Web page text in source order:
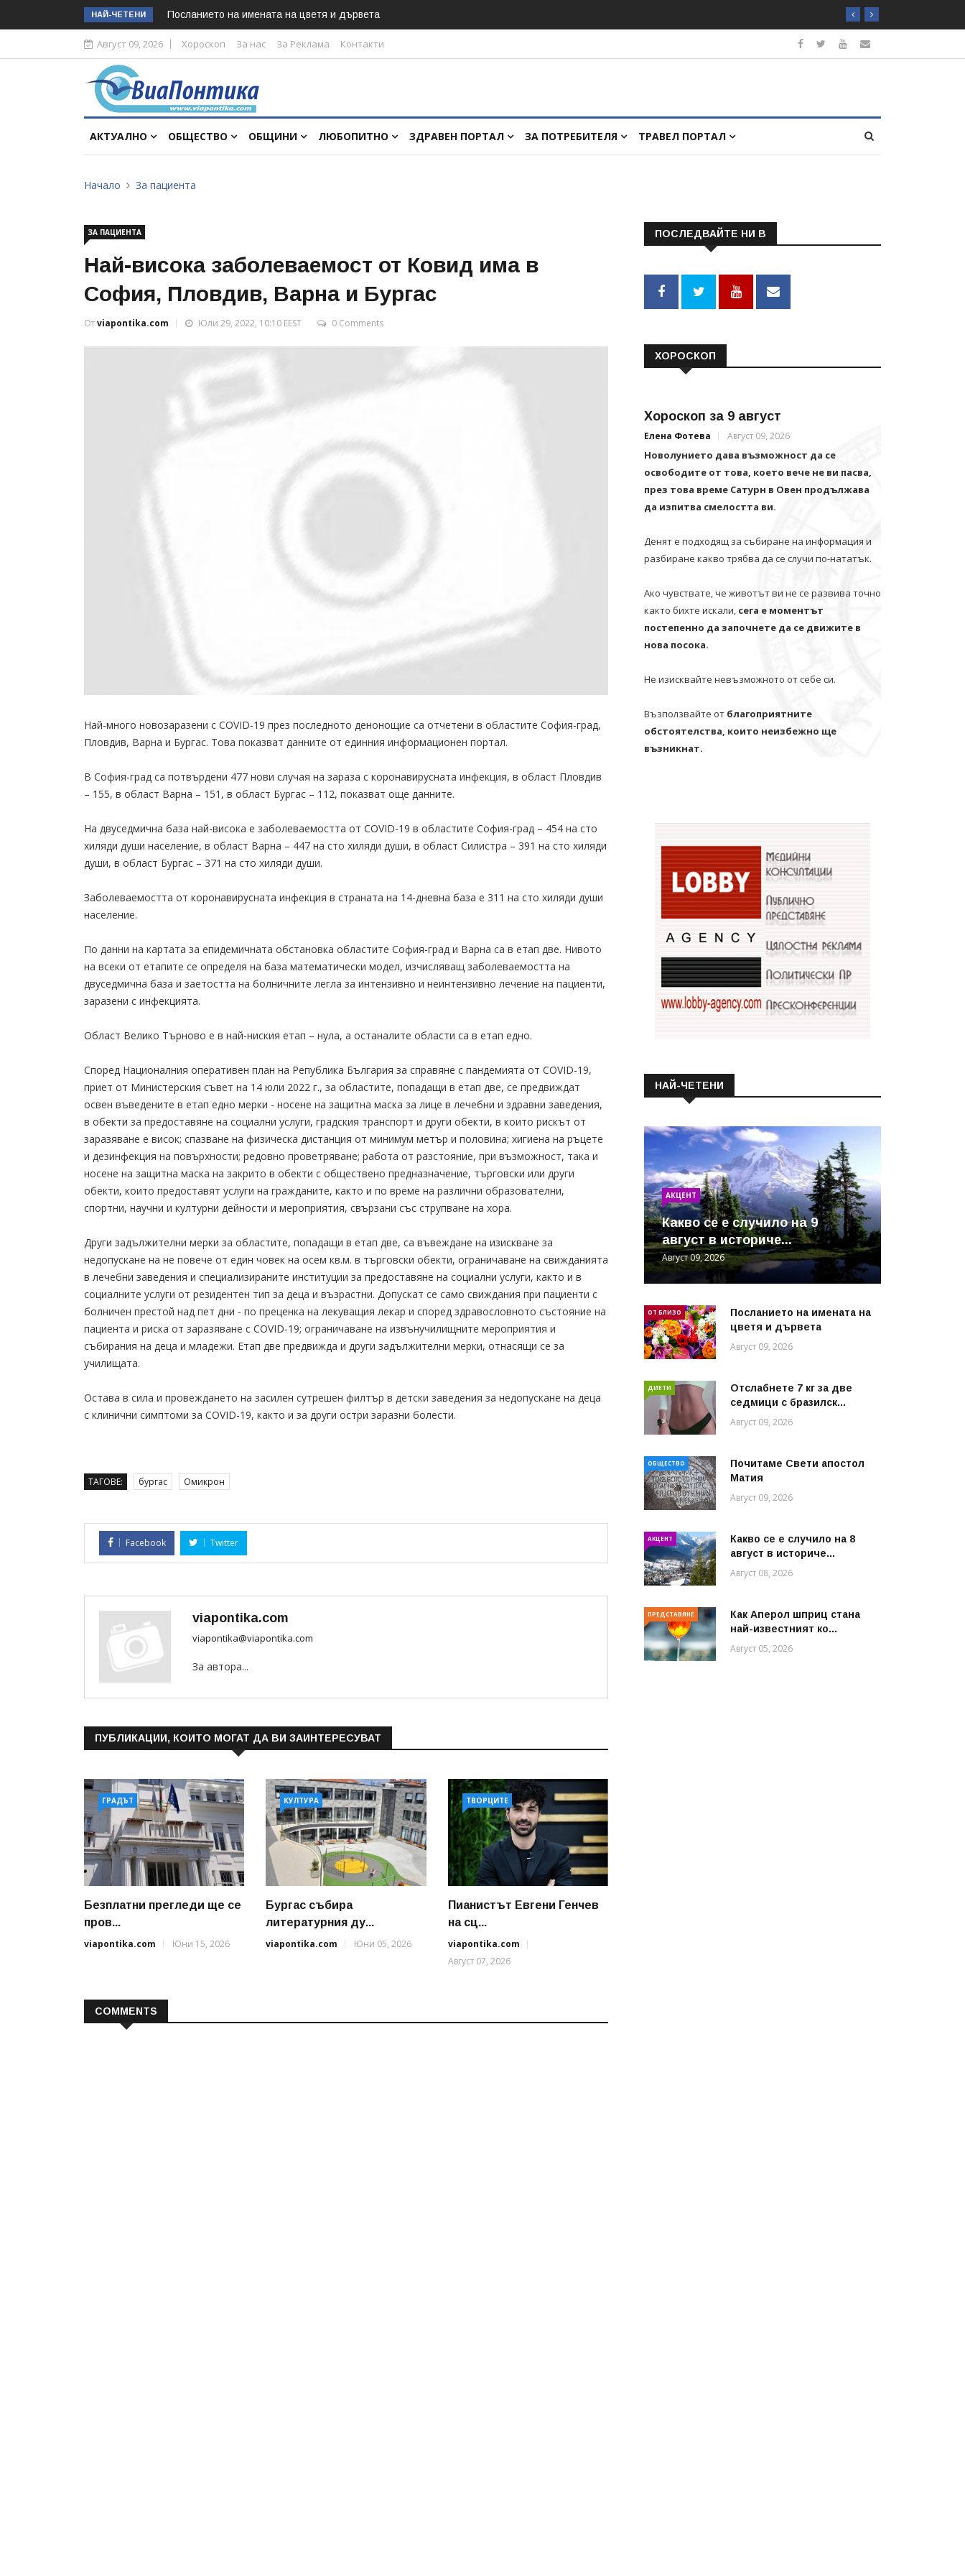
НАЙ-ЧЕТЕНИ Посланието на имената на цветя и дървета
Август 09, 2026 Хороскоп За нас За Реклама Контакти
АКТУАЛНО ОБЩЕСТВО ОБЩИНИ ЛЮБОПИТНО ЗДРАВЕН ПОРТАЛ ЗА ПОТРЕБИТЕЛЯ ТРАВЕЛ ПОРТАЛ
Начало За пациента
ЗА ПАЦИЕНТА
Най-висока заболеваемост от Ковид има в
София, Пловдив, Варна и Бургас
Отviapontika.com Юли 29, 2022, 10:10 EEST 0 Comments
Най-много новозаразени с COVID-19 през последното денонощие са отчетени в областите София-град,
Пловдив, Варна и Бургас. Това показват данните от единния информационен портал.
В София-град са потвърдени 477 нови случая на зараза с коронавирусната инфекция, в област Пловдив
– 155, в област Варна – 151, в област Бургас – 112, показват още данните.
На двуседмична база най-висока е заболеваемостта от COVID-19 в областите София-град – 454 на сто
хиляди души население, в област Варна – 447 на сто хиляди души, в област Силистра – 391 на сто хиляди
души, в област Бургас – 371 на сто хиляди души.
Заболеваемостта от коронавирусната инфекция в страната на 14-дневна база е 311 на сто хиляди души
население.
По данни на картата за епидемичната обстановка областите София-град и Варна са в етап две. Нивото
на всеки от етапите се определя на база математически модел, изчисляващ заболеваемостта на
двуседмична база и заетостта на болничните легла за интензивно и неинтензивно лечение на пациенти,
заразени с инфекцията.
Област Велико Търново е в най-ниския етап – нула, а останалите области са в етап едно.
Според Националния оперативен план на Република България за справяне с пандемията от COVID-19,
приет от Министерския съвет на 14 юли 2022 г., за областите, попадащи в етап две, се предвиждат
освен въведените в етап едно мерки - носене на защитна маска за лице в лечебни и здравни заведения,
в обекти за предоставяне на социални услуги, градския транспорт и други обекти, в които рискът от
заразяване е висок; спазване на физическа дистанция от минимум метър и половина; хигиена на ръцете
и дезинфекция на повърхности; редовно проветряване; работа от разстояние, при възможност, така и
носене на защитна маска на закрито в обекти с обществено предназначение, търговски или други
обекти, които предоставят услуги на гражданите, както и по време на различни образователни,
спортни, научни и културни дейности и мероприятия, свързани със струпване на хора.
Други задължителни мерки за областите, попадащи в етап две, са въвеждане на изискване за
недопускане на не повече от един човек на осем кв.м. в търговски обекти, ограничаване на свижданията
в лечебни заведения и специализираните институции за предоставяне на социални услуги, както и в
социалните услуги от резидентен тип за деца и възрастни. Допускат се само свиждания при пациенти с
болничен престой над пет дни - по преценка на лекуващия лекар и според здравословното състояние на
пациента и риска от заразяване с COVID-19; ограничаване на извънучилищните мероприятия и
събирания на деца и младежи. Етап две предвижда и други задължителни мерки, отнасящи се за
училищата.
Остава в сила и провеждането на засилен сутрешен филтър в детски заведения за недопускане на деца
с клинични симптоми за COVID-19, както и за други остри заразни болести.
ТАГОВЕ: бургас Омикрон
Facebook Twitter
viapontika.com
viapontika@viapontika.com
За автора...
ПУБЛИКАЦИИ, КОИТО МОГАТ ДА ВИ ЗАИНТЕРЕСУВАТ
ГРАДЪТ
Безплатни прегледи ще се
пров...
viapontika.com
Юни 15, 2026
КУЛТУРА
Бургас събира
литературния ду...
viapontika.com
Юни 05, 2026
ТВОРЦИТЕ
Пианистът Евгени Генчев
на сц...
viapontika.com
Август 07, 2026
COMMENTS
ПОСЛЕДВАЙТЕ НИ В
ХОРОСКОП
Хороскоп за 9 август
Елена Фотева Август 09, 2026
Новолунието дава възможност да се
освободите от това, което вече не ви пасва,
през това време Сатурн в Овен продължава
да изпитва смелостта ви.
Денят е подходящ за събиране на информация и
разбиране какво трябва да се случи по-нататък.
Ако чувствате, че животът ви не се развива точно
както бихте искали, сега е моментът
постепенно да започнете да се движите в
нова посока.
Не изисквайте невъзможното от себе си.
Възползвайте от благоприятните
обстоятелства, които неизбежно ще
възникнат.
НАЙ-ЧЕТЕНИ
АКЦЕНТ
Какво се е случило на 9
август в историче...
Август 09, 2026
ОТ БЛИЗО
Посланието на имената на
цветя и дървета
Август 09, 2026
ДИЕТИ
Отслабнете 7 кг за две
седмици с бразилск...
Август 09, 2026
ОБЩЕСТВО
Почитаме Свети апостол
Матия
Август 09, 2026
АКЦЕНТ
Какво се е случило на 8
август в историче...
Август 08, 2026
ПРЕДСТАВЯНЕ
Как Аперол шприц стана
най-известният ко...
Август 05, 2026